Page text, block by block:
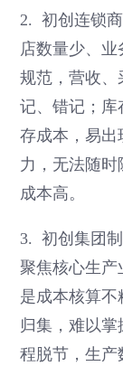
2. 初创连锁
店数量少、
规范，营收、
记、错记；库
存成本，易出
力，无法随时
成本高。
3. 初创集团
聚焦核心生产
是成本核算
归集，难以
程脱节，生产